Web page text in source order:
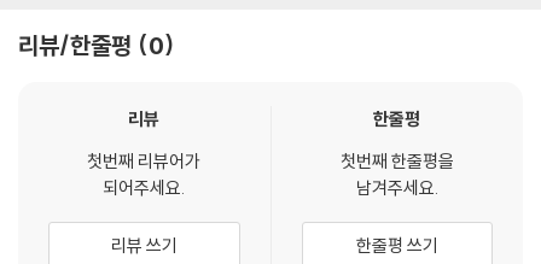
주(state)는 ‘서다’라는 뜻
수도 워싱턴이 결정될 때까지
러시아인의 아메리카
야생 양파가 있는 곳, 시카고
피터의 마을과 루이의 마을
미국에는 모스크바도 있고 카이로도 있다
해외로 교역의 장을 찾아 나설 수밖에 없었다. 15세기에 들어서자마자 포
투갈어 카사(casa, 집)와 브랑코(branco, 흰색)의 합성어로 ‘하얀 집’이
라는 뜻이다. 나중에 스페인으로 지배권이 넘어가면서 스페인어로 표기되
어 ‘카사블랑카’가 되었다.
--- 「카사블랑카는 ‘하얀 집」 중에서
를 세부적으로 다룸으로써, 독자가 궁금해할 지명을 직접 찾아볼 수 있도
히 이름의 뜻을 풀이하는 데 그치지 않고, 그 지역이 겪어온 역사적 맥락까
지 제공한다. 독자들은 이 책을 통해 세계 곳곳의 지명을 무심히 넘기지 않
고, 그 이름 뒤에 숨겨진 흥미진진한 역사에 호기심을 갖게 될 것이다.
리뷰/한줄평 0
리뷰
첫번째 리뷰어가
되어주세요.
리뷰 쓰기
한줄평
첫번째 한줄평을
남겨주세요.
한줄평 쓰기